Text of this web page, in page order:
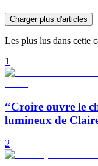
Charger plus d'articles
Les plus lus dans cette
1
“Croire ouvre le
lumineux de
2